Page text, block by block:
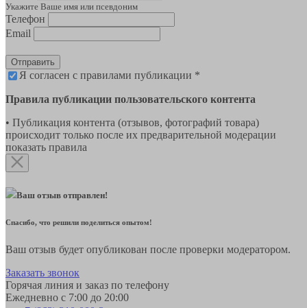
Укажите Ваше имя или псевдоним
Телефон
Email
Отправить
Я согласен с правилами публикации *
Правила публикации пользовательского контента
• Публикация контента (отзывов, фотографий товара)
происходит только после их предварительной модерации
показать правила
Ваш отзыв отправлен!
Спасибо, что решили поделиться опытом!
Ваш отзыв будет опубликован после проверки модератором.
Заказать звонок
Горячая линия и заказ по телефону
Ежедневно с 7:00 до 20:00